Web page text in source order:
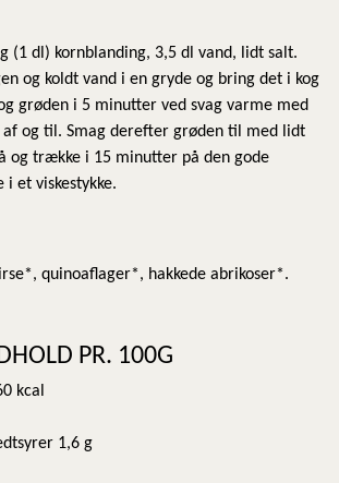
(1 dl) kornblanding, 3,5 dl vand, lidt salt.
og koldt vand i en gryde og bring det i kog
grøden i 5 minutter ved svag varme med
af og til. Smag derefter grøden til med lidt
og trække i 15 minutter på den gode
i et viskestykke.
quinoaflager*, hakkede abrikoser*.
PR. 100G
kcal
1,6 g